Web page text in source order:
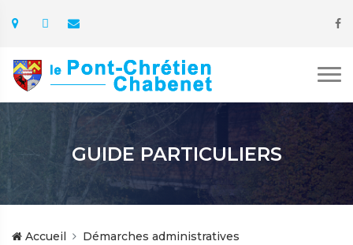
GUIDE PARTICULIERS
Accueil
Démarches administratives